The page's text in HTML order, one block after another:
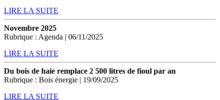
LIRE LA SUITE
Novembre 2025
Rubrique : Agenda | 06/11/2025
LIRE LA SUITE
Du bois de haie remplace 2 500 litres de fioul par an
Rubrique : Bois énergie | 19/09/2025
LIRE LA SUITE